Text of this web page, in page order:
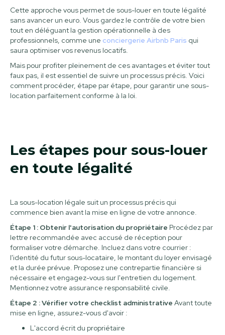
Cette approche vous permet de sous-louer en toute légalité
sans avancer un euro. Vous gardez le contrôle de votre bien
tout en déléguant la gestion opérationnelle à des
professionnels, comme une conciergerie Airbnb Paris qui
saura optimiser vos revenus locatifs.
Mais pour profiter pleinement de ces avantages et éviter tout
faux pas, il est essentiel de suivre un processus précis. Voici
comment procéder, étape par étape, pour garantir une sous-
location parfaitement conforme à la loi.
Les étapes pour sous-louer
en toute légalité
La sous-location légale suit un processus précis qui
commence bien avant la mise en ligne de votre annonce.
Étape 1 : Obtenir l'autorisation du propriétaire Procédez par
lettre recommandée avec accusé de réception pour
formaliser votre démarche. Incluez dans votre courrier :
l'identité du futur sous-locataire, le montant du loyer envisagé
et la durée prévue. Proposez une contrepartie financière si
nécessaire et engagez-vous sur l'entretien du logement.
Mentionnez votre assurance responsabilité civile.
Étape 2 : Vérifier votre checklist administrative Avant toute
mise en ligne, assurez-vous d'avoir :
L'accord écrit du propriétaire